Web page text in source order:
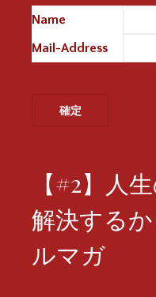
Name
Mail-Address
【#2】人
解決する
ルマガ